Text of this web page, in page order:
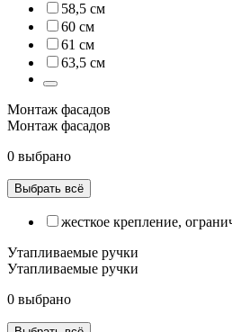
58,5 см
60 см
61 см
63,5 см
Монтаж фасадов
Монтаж фасадов
0 выбрано
Выбрать всё
жесткое крепление,
Утапливаемые ручки
Утапливаемые ручки
0 выбрано